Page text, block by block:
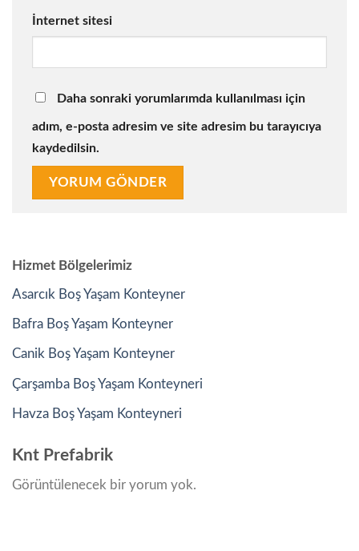
İnternet sitesi
Daha sonraki yorumlarımda kullanılması için
adım, e-posta adresim ve site adresim bu tarayıcıya
kaydedilsin.
Hizmet Bölgelerimiz
Asarcık Boş Yaşam Konteyner
Bafra Boş Yaşam Konteyner
Canik Boş Yaşam Konteyner
Çarşamba Boş Yaşam Konteyneri
Havza Boş Yaşam Konteyneri
Knt Prefabrik
Görüntülenecek bir yorum yok.